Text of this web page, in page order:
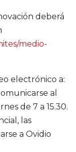
deberá
medio-
electrónico a:
al
de 7 a 15.30.
las
a Ovidio